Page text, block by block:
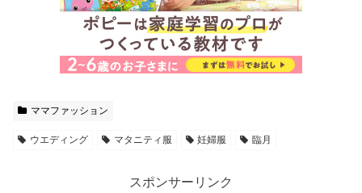
ママファッション
ウエディング マタニティ服 妊婦服 臨月
スポンサーリンク